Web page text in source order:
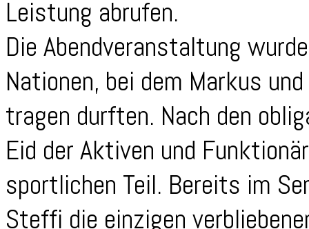
Leistung abrufen.
Die Abendveranstaltung
Nationen, bei dem Markus
tragen durften. Nach den
Eid der Aktiven und
sportlichen Teil. Bereits im
Steffi die einzigen